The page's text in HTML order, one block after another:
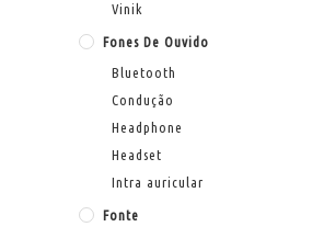
Vinik
Fones De Ouvido
Bluetooth
Condução
Headphone
Headset
Intra auricular
Fonte